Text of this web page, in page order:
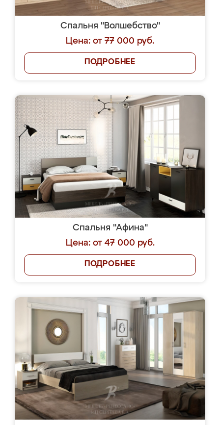
Спальня "Волшебство"
Цена: от 77 000 руб.
ПОДРОБНЕЕ
Спальня "Афина"
Цена: от 47 000 руб.
ПОДРОБНЕЕ